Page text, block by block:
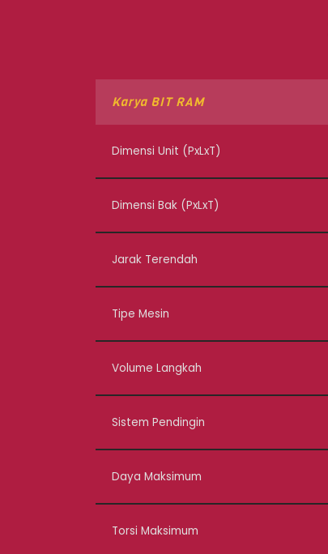
Karya BIT RAM
Dimensi Unit (PxLxT)
Dimensi Bak (PxLxT)
Jarak Terendah
Tipe Mesin
Volume Langkah
Sistem Pendingin
Daya Maksimum
Torsi Maksimum